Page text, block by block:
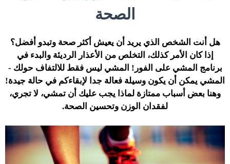
الصحة
هل أنت الشخص الذي يريد أن يعيش أكثر صحة وتبدو أفضل؟
إذا كان الأمر كذلك، التخلص من الأعذار الرديئة والبدء في
برنامج المشي على الفور! المشي ليس فقط للالتفاف حولك -
المشي يمكن أن يكون وسيلة فعالة جدا لإبقاءكم في حالة جيدة!
وهنا بعض أسباب ممتازة لماذا يجب عليك أن تمشي، لا تجري،
لفقدان الوزن وتحسين الصحة.